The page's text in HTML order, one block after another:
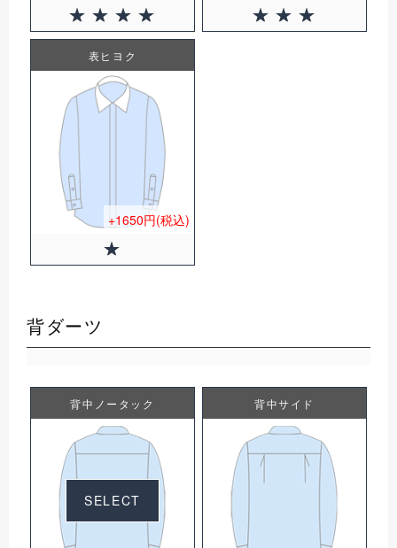
表ヒヨク
+1650円(税込)
背ダーツ
背中ノータック
SELECT
背中サイド